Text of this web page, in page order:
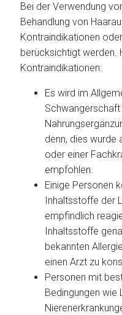
Bei der Verwendung
Behandlung von
Kontraindikationen
berücksichtigt werden.
Kontraindikationen:
Es wird im
Schwangerschaft
denn, dies wurde
oder einer
empfohlen.
Einige Personen
Inhaltsstoffe der
empfindlich
Inhaltsstoffe
bekannten
einen Arzt zu
Personen mit
Bedingungen wie